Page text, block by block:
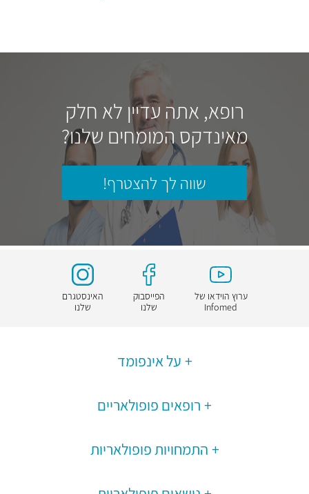
רופא, אתה עדיין לא חלק
מאינדקס המומחים שלנו?
שווה לך להצטרף!
ערוץ הוידאו של
Infomed
הפייסבוק
שלנו
האינסטגרם
שלנו
על אינפומד
רופאים פופולאריים
התמחויות פופולאריות